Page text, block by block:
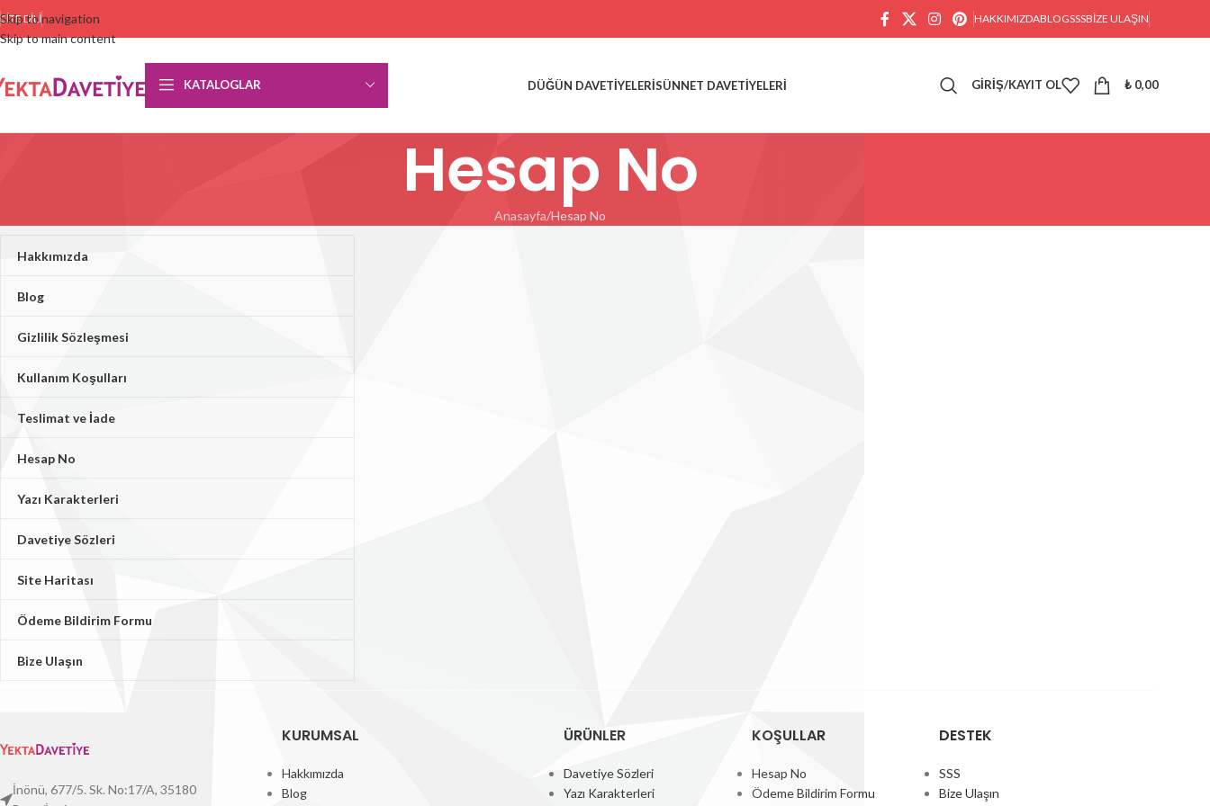
Skip to navigation
Skip to main content
SITE DILI HAKKIMIZDABLOGSSSBIZE ULAŞIN
KATALOGLAR DÜĞÜN DAVETIYELERISÜNNET DAVETIYELERI GIRIŞ/KAYIT OL ₺0,00
Hesap No
Anasayfa Hesap No
Hakkımızda
Blog
Gizlilik Sözleşmesi
Kullanım Koşulları
Teslimat ve İade
Hesap No
Yazı Karakterleri
Davetiye Sözleri
Site Haritası
Ödeme Bildirim Formu
Bize Ulaşın
İnönü, 677/5. Sk. No:17/A, 35180
KURUMSAL
Hakkımızda
Blog
ÜRÜNLER
Davetiye Sözleri
Yazı Karakterleri
KOŞULLAR
Hesap No
Ödeme Bildirim Formu
DESTEK
SSS
Bize Ulaşın